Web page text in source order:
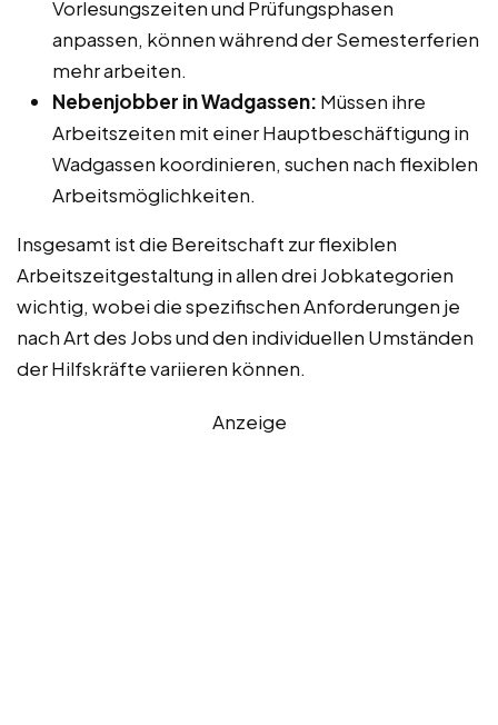
Vorlesungszeiten und Prüfungsphasen
anpassen, können während der Semesterferien
mehr arbeiten.
Nebenjobber in Wadgassen: Müssen ihre
Arbeitszeiten mit einer Hauptbeschäftigung in
Wadgassen koordinieren, suchen nach flexiblen
Arbeitsmöglichkeiten.
Insgesamt ist die Bereitschaft zur flexiblen
Arbeitszeitgestaltung in allen drei Jobkategorien
wichtig, wobei die spezifischen Anforderungen je
nach Art des Jobs und den individuellen Umständen
der Hilfskräfte variieren können.
Anzeige